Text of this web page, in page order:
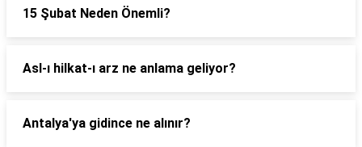
15 Şubat Neden Önemli?
Asl-ı hilkat-ı arz ne anlama geliyor?
Antalya'ya gidince ne alınır?